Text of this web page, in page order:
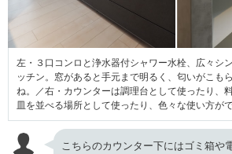
左・３口コンロと浄水器付シャワー水栓、広々シ
ッチン。窓があると手元まで明るく、匂いがこも
ね。／右・カウンターは調理台として使ったり、
皿を並べる場所として使ったり、色々な使い方が
こちらのカウンター下にはゴミ箱や